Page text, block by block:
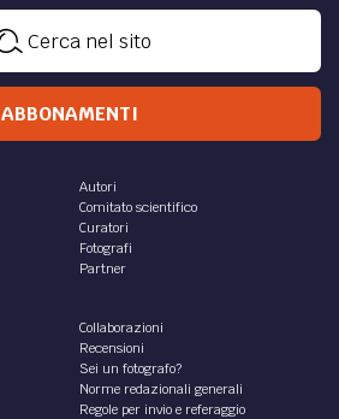
Cerca nel sito
ABBONAMENTI
Autori
Comitato scientifico
Curatori
Fotografi
Partner
Collaborazioni
Recensioni
Sei un fotografo?
Norme redazionali generali
Regole per invio e referaggio